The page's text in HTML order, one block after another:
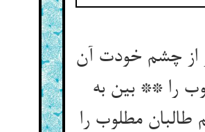
از چشم خودت آن
را ** بین به
مطلوب را